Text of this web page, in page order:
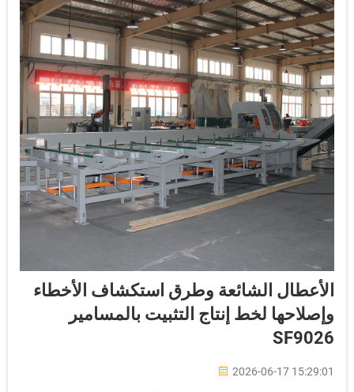
الشائعة وطرق استكشاف الأخطاء
لخط إنتاج التثبيت بالمسامير
2026-06-17